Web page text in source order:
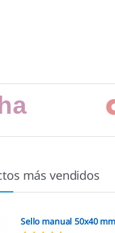
más vendidos
Sello manual 50x40